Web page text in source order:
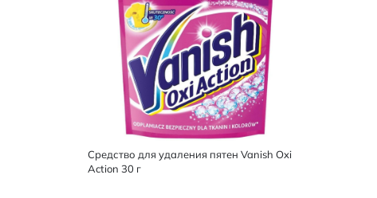
Средство для удаления пятен Vanish Oxi
Action 30 г